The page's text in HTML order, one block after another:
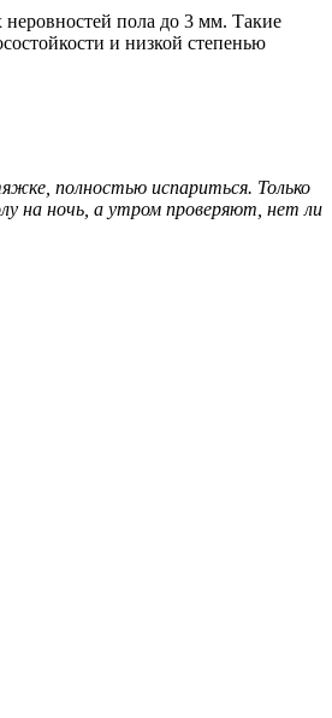
пола до 3 мм. Такие
и низкой степенью
полностью испариться. Только
на ночь, а утром проверяют, нет ли